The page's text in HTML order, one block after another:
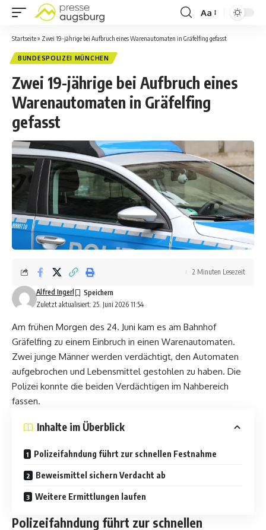
Aa
Startseite» Zwei 19-jährige bei Aufbruch eines Warenautomaten in Gräfelfing gefasst
BUNDESPOLIZEI MÜNCHEN
Zwei 19-jährige bei Aufbruch eines
Warenautomaten in Gräfelfing
gefasst
Zuletzt aktualisiert: 25. Juni 2026 11:54
Alfred Ingerl
2 Minuten Lesezeit
Am frühen Morgen des 24. Juni kam es am Bahnhof
Gräfelfing zu einem Einbruch in einen Warenautomaten.
Zwei junge Männer werden verdächtigt, den Automaten
aufgebrochen und Lebensmittel gestohlen zu haben. Die
Polizei konnte die beiden Verdächtigen im Nahbereich
fassen.
Inhalte im Überblick
Polizeifahndung führt zur schnellen Festnahme
Beweismittel sichern Verdacht ab
Weitere Ermittlungen laufen
Polizeifahndung führt zur schnellen